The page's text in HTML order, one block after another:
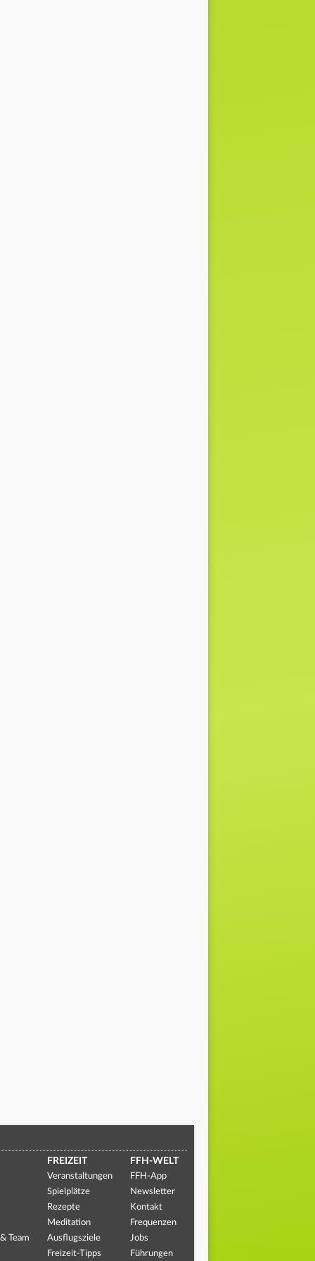
Team
FREIZEIT
Veranstaltungen
Spielplätze
Rezepte
Meditation
Ausflugsziele
Freizeit-Tipps
FFH-WELT
FFH-App
Newsletter
Kontakt
Frequenzen
Jobs
Führungen